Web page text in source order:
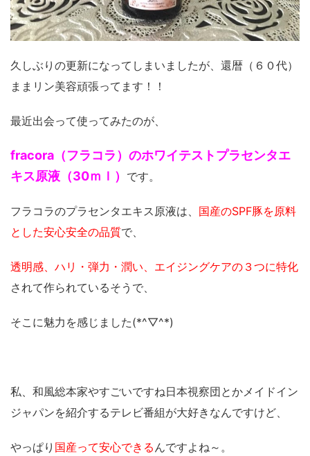
久しぶりの更新になってしまいましたが、還暦（６０代）
ままリン美容頑張ってます！！
最近出会って使ってみたのが、
fracora（フラコラ）のホワイテストプラセンタエ
キス原液（30ｍｌ） です。
フラコラのプラセンタエキス原液は、 国産のSPF豚を原料
とした安心安全の品質で、
透明感、ハリ・弾力・潤い、エイジングケアの３つに特化
されて作られているそうで、
そこに魅力を感じました(*^▽^*)
私、和風総本家やすごいですね日本視察団とかメイドイン
ジャパンを紹介するテレビ番組が大好きなんですけど、
やっぱり 国産って安心できる んですよね～。